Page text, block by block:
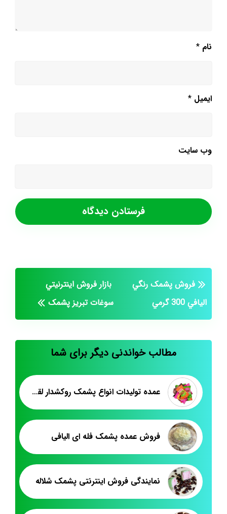
نام *
ایمیل *
وب‌ سایت
فروش پشمک رنگي
اليافي 300 گرمي
بازار فروش اينترنيتي
سوغات تبريز پشمک
مطالب خواندنی دیگر برای شما
عمده تولیدات انواع پشمک روکشدار لقمه ای
فروش عمده پشمک فله ای الیافی
نمایندگی فروش اینترنتی پشمک شلاله